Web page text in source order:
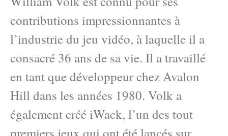
contributions impressionnantes à
l’industrie du jeu vidéo, à laquelle il a
consacré 36 ans de sa vie. Il a travaillé
en tant que développeur chez Avalon
Hill dans les années 1980. Volk a
également créé iWack, l’un des tout